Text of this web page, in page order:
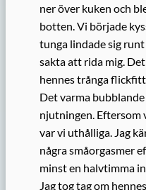
ner över kuken och
botten. Vi började
tunga lindade sig
sakta att rida mig.
hennes trånga
Det varma
njutningen. Eftersom
var vi uthålliga. Jag
några småorgasmer
minst en halvtimma
Jag tog tag om